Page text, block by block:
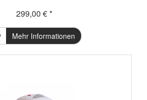
299,00 € *
Mehr Informationen